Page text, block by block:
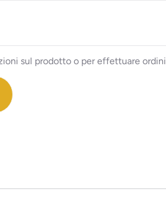
sul prodotto o per effettuare ordini